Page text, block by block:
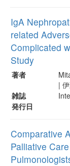
IgA
related
Complicated
Study
著者
|
雑誌
発行日
Comparative
Palliative